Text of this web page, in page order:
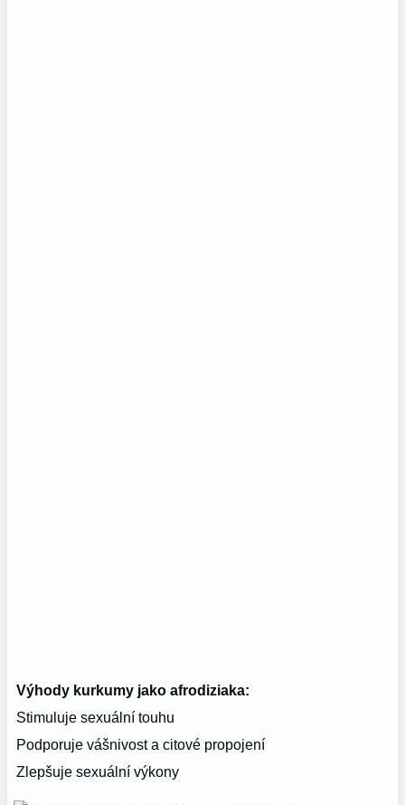
Výhody kurkumy jako afrodiziaka:
Stimuluje sexuální touhu
Podporuje vášnivost a citové propojení
Zlepšuje sexuální výkony